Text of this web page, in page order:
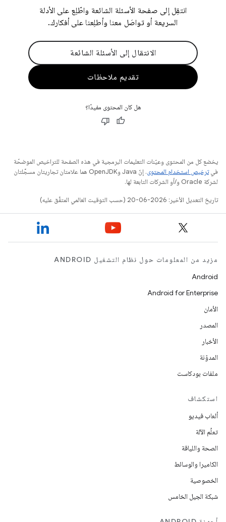
انتقِل إلى صفحة الأسئلة الشائعة واطّلِع على الأدلة
السريعة أو تواصَل معنا وأطلِعنا على أفكارك.
الانتقال إلى الأسئلة الشائعة
تقديم ملاحظات
هل كان المحتوى مفيدًا؟
يخضع كل من المحتوى وعيّنات التعليمات البرمجية في هذه الصفحة للتراخيص الموضحّة
فيترخيص استخدام المحتوى
. إنّ Java وOpenJDK هما علامتان تجاريتان مسجَّلتان
لشركة Oracle و/أو الشركات التابعة لها.
تاريخ التعديل الأخير: 2026-06-20 (حسب التوقيت العالمي المتفَّق عليه)
مزيد من المعلومات حول نظام التشغيل ANDROID
Android
Android for Enterprise
الأمان
المصدر
الأخبار
المدوّنة
ملفات بودكاست
استكشاف
ألعاب فيديو
تعلُم الآلة
الصحة واللياقة
الكاميرا والوسائط
الخصوصية
شبكة الجيل الخامس